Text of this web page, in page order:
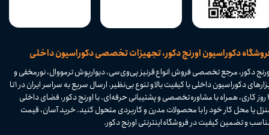
دکوراسیون اورنج دکور، تجهیزات تخصصی دکوراسیون داخلی
دکور، مرجع تخصصی فروش انواع قرنیز پی‌وی‌سی، دیوارپوش ترمووال، نورمخفی و
ابزارهای دکوراسیون داخلی با کیفیت بالا و تنوع بی‌نظیر. ارسال سریع به سراسر ایران در ۱ تا
۴ روز کاری، همراه با مشاوره تخصصی و پشتیبانی حرفه‌ای. با اورنج دکور، فضای داخلی
یا محل کار خود را با محصولات مدرن و کاربردی متحول کنید. خرید آسان، قیمت
و تضمین کیفیت در فروشگاه اینترنتی اورنج دکور.​​​​​​​